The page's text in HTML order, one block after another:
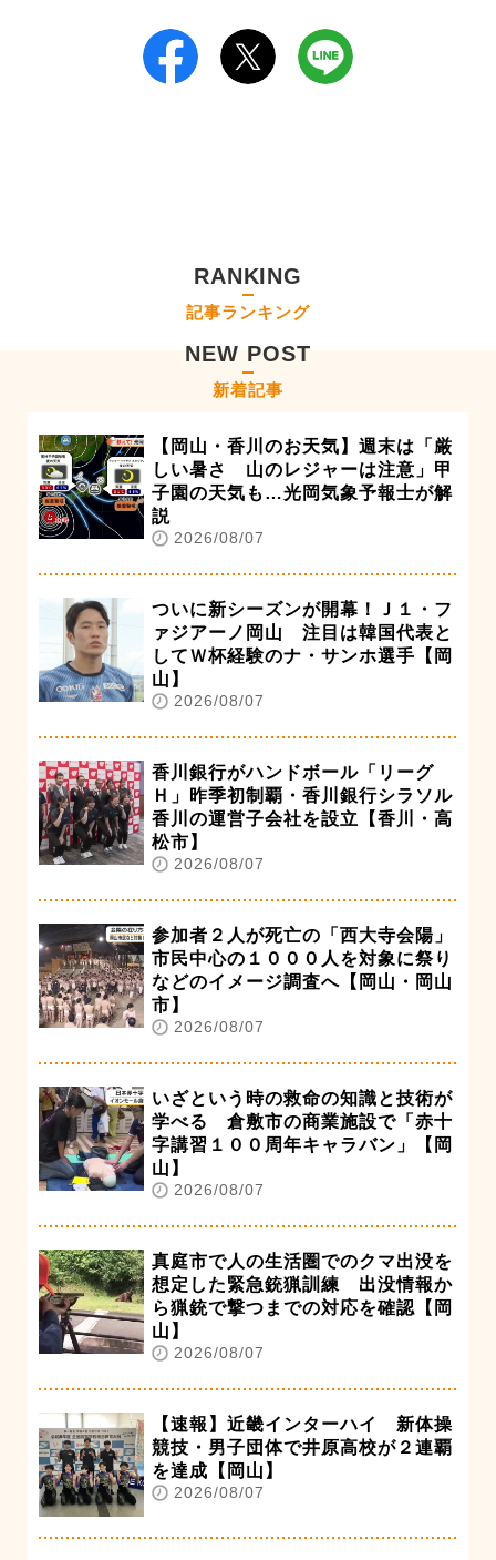
RANKING
記事ランキング
NEW POST
新着記事
【岡山・香川のお天気】週末は「厳
しい暑さ 山のレジャーは注意」甲
子園の天気も…光岡気象予報士が解
説
2026/08/07
ついに新シーズンが開幕！Ｊ１・フ
ァジアーノ岡山 注目は韓国代表と
してＷ杯経験のナ・サンホ選手【岡
山】
2026/08/07
香川銀行がハンドボール「リーグ
Ｈ」昨季初制覇・香川銀行シラソル
香川の運営子会社を設立【香川・高
松市】
2026/08/07
参加者２人が死亡の「西大寺会陽」
市民中心の１０００人を対象に祭り
などのイメージ調査へ【岡山・岡山
市】
2026/08/07
いざという時の救命の知識と技術が
学べる 倉敷市の商業施設で「赤十
字講習１００周年キャラバン」【岡
山】
2026/08/07
真庭市で人の生活圏でのクマ出没を
想定した緊急銃猟訓練 出没情報か
ら猟銃で撃つまでの対応を確認【岡
山】
2026/08/07
【速報】近畿インターハイ 新体操
競技・男子団体で井原高校が２連覇
を達成【岡山】
2026/08/07